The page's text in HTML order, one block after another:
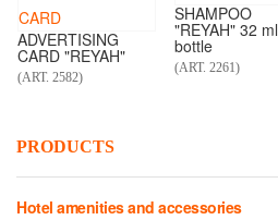
ADVERTISING
CARD "REYAH"
(ART. 2582)
SHAMPOO
"REYAH" 32 ml
bottle
(ART. 2261)
PRODUCTS
Hotel amenities and accessories